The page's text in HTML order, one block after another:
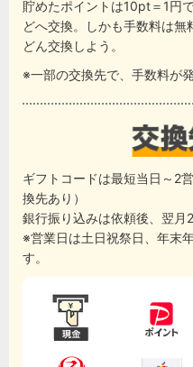
貯めたポイントは10pt＝1円
どへ交換。しかも手数料は
どん交換しよう。
※一部の交換先で、手数料が
ギフトコードは最短当日～2
換先あり）
銀行振り込みは依頼後、翌月
※営業日は土日祝祭日、年末
す。